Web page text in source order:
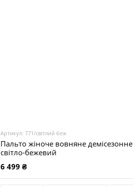
Артикул: 771/світлий беж
Пальто жіноче вовняне демісезонне
світло-бежевий
6 499 ₴